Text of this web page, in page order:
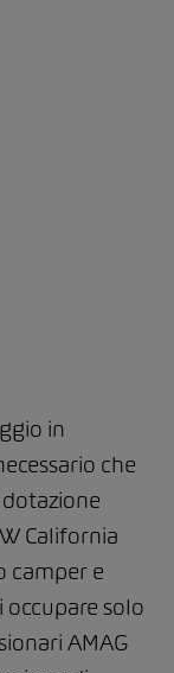
in
che
California
camper e
solo
AMAG